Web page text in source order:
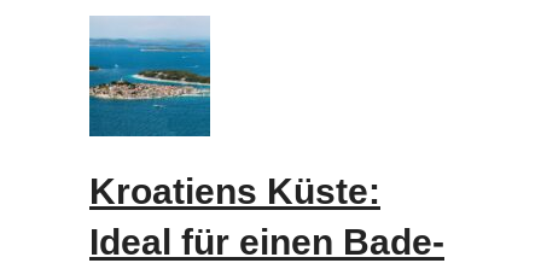
Kroatiens Küste:
Ideal für einen Bade-